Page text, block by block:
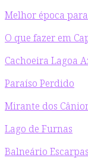
Melhor época
O que fazer em
Cachoeira Lagoa
Paraíso Perdido
Mirante dos
Lago de Furnas
Balneário